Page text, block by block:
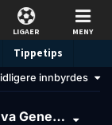
LIGAER MENY
Tippetips
innbyrdes
Felinos 48 AC mot Campeche FC Nueva Generacion